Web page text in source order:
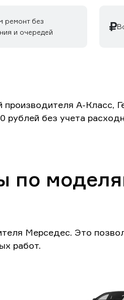
ремонт без
и очередей
А-Класс,
рублей без учета
по
Мерседес. Это
работ.